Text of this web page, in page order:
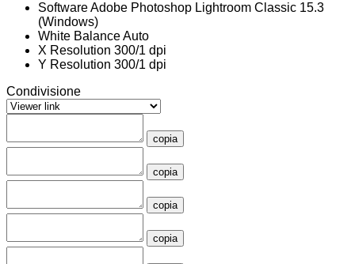
SoftwareAdobe Photoshop Lightroom Classic 15.3
(Windows)
White BalanceAuto
X Resolution 300/1 dpi
Y Resolution 300/1 dpi
Condivisione
copia
copia
copia
copia